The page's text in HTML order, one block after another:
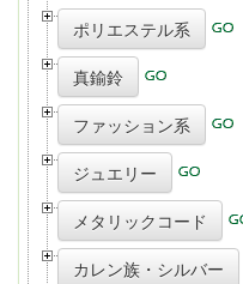
ポリエステル系
真鍮鈴
ファッション系
ジュエリー
メタリックコード
カレン族・シルバー